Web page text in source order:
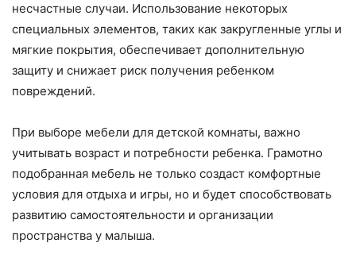
несчастные случаи. Использование некоторых
специальных элементов, таких как закругленные углы и
мягкие покрытия, обеспечивает дополнительную
защиту и снижает риск получения ребенком
повреждений.
При выборе мебели для детской комнаты, важно
учитывать возраст и потребности ребенка. Грамотно
подобранная мебель не только создаст комфортные
условия для отдыха и игры, но и будет способствовать
развитию самостоятельности и организации
пространства у малыша.